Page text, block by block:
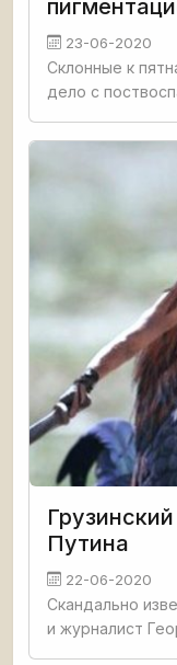
23-06-2020
Склонные к
дело с
прыщей.
Путина
22-06-2020
Скандально
и журналист